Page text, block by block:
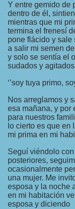
Y entre gemido de
dentro de él,
mientras que mi
termina el frenesí
pone flácido y
a salir mi semen
y solo se sentía el
sudados y
‘’soy tuya primo,
Nos arreglamos y
esa mañana, y por
para nuestros
lo cierto es que en
mi prima en mi
Seguí viéndolo
posteriores,
ocasionalmente
una mujer. Me
esposa y la noche
en mi habitación
esposa y diciendo